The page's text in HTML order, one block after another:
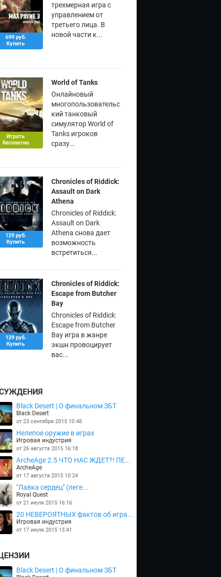
699 руб.
Купить
трехмерная игра с
управлением от
третьего лица. В
новой части к...
Играть
бесплатно
World of Tanks
Онлайновый
многопользовательс
кий танковый
симулятор World of
Tanks игроков
сразу...
129 руб.
Купить
Chronicles of Riddick:
Assault on Dark
Athena
Chronicles of Riddick:
Assault on Dark
Athena снова дает
возможность
встретиться...
129 руб.
Купить
Chronicles of Riddick:
Escape from Butcher
Bay
Chronicles of Riddick:
Escape from Butcher
Bay игра в жанре
экшн провоцирует
вас...
Black Desert | О финальном ЗБТ
Black Desert
от 23 сентября 2015 10:48
Нелепое оружие в играх
Игровая индустрия
от 26 августа 2015 16:18
ArcheAge 2.5 ЧТО НАС ЖДЕТ?! ПЕ...
ArcheAge
от 17 августа 2015 10:24
"Лавка сердец" (леге...
Royal Quest
от 21 июля 2015 16:16
20 НЕВЕРОЯТНЫХ фактов об игра...
Игровая индустрия
от 17 июля 2015 13:41
Black Desert | О финальном ЗБТ